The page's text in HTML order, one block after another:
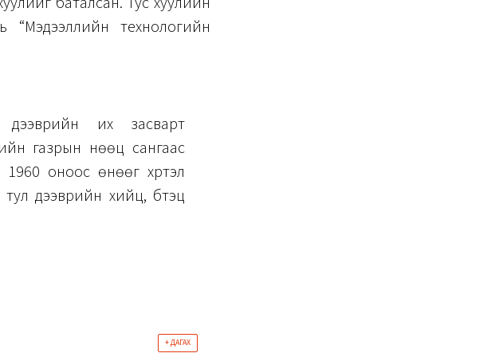
“Мэдээллийн технологийн
их засварт
газрын нөөц сангаас
оноос өнөөг хүртэл
дээврийн хийц, бүтэц
+ ДАГАХ